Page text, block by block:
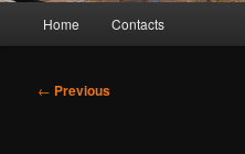
Home Contacts
Post
← Previous